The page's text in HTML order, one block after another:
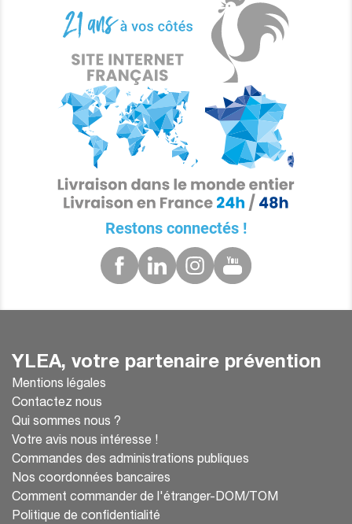
Restons connectés !
YLEA, votre partenaire prévention
Mentions légales
Contactez nous
Qui sommes nous ?
Votre avis nous intéresse !
Commandes des administrations publiques
Nos coordonnées bancaires
Comment commander de l'étranger-DOM/TOM
Politique de confidentialité